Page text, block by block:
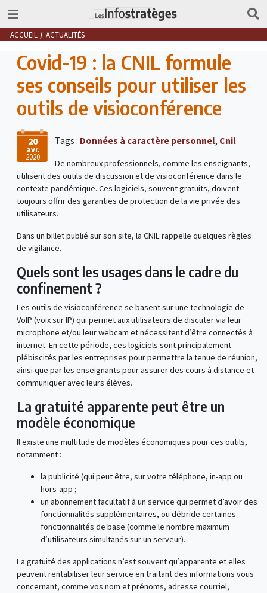
ACCUEIL ACTUALITÉS
Covid-19 : la CNIL formule
ses conseils pour utiliser les
outils de visioconférence
20
avr.
2020
Tags : Données à caractère personnel, Cnil
De nombreux professionnels, comme les enseignants,
utilisent des outils de discussion et de visioconférence dans le
contexte pandémique. Ces logiciels, souvent gratuits, doivent
toujours offrir des garanties de protection de la vie privée des
utilisateurs.
Dans un billet publié sur son site, la CNIL rappelle quelques règles
de vigilance.
Quels sont les usages dans le cadre du
confinement ?
Les outils de visioconférence se basent sur une technologie de
VoIP (voix sur IP) qui permet aux utilisateurs de discuter via leur
microphone et/ou leur webcam et nécessitent d’être connectés à
internet. En cette période, ces logiciels sont principalement
plébiscités par les entreprises pour permettre la tenue de réunion,
ainsi que par les enseignants pour assurer des cours à distance et
communiquer avec leurs élèves.
La gratuité apparente peut être un
modèle économique
Il existe une multitude de modèles économiques pour ces outils,
notamment :
la publicité (qui peut être, sur votre téléphone, in-app ou
hors-app ;
un abonnement facultatif à un service qui permet d’avoir des
fonctionnalités supplémentaires, ou débride certaines
fonctionnalités de base (comme le nombre maximum
d’utilisateurs simultanés sur un serveur).
La gratuité des applications n’est souvent qu’apparente et elles
peuvent rentabiliser leur service en traitant des informations vous
concernant, comme vos nom et prénoms, adresse courriel,